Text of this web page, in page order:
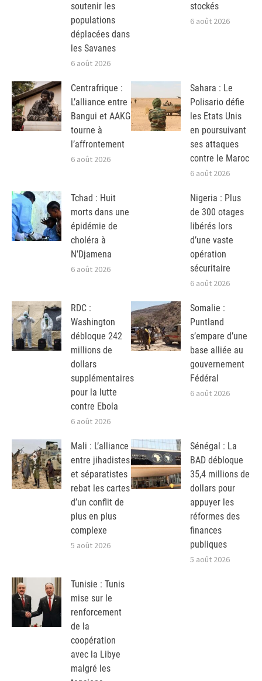
soutenir les
populations
déplacées dans
les Savanes
6 août 2026
stockés
6 août 2026
Centrafrique :
L’alliance entre
Bangui et AAKG
tourne à
l’affrontement
6 août 2026
Sahara : Le
Polisario défie
les Etats Unis
en poursuivant
ses attaques
contre le Maroc
6 août 2026
Tchad : Huit
morts dans une
épidémie de
choléra à
N’Djamena
6 août 2026
Nigeria : Plus
de 300 otages
libérés lors
d’une vaste
opération
sécuritaire
6 août 2026
RDC :
Washington
débloque 242
millions de
dollars
supplémentaires
pour la lutte
contre Ebola
6 août 2026
Somalie :
Puntland
s’empare d’une
base alliée au
gouvernement
Fédéral
6 août 2026
Mali : L’alliance
entre jihadistes
et séparatistes
rebat les cartes
d’un conflit de
plus en plus
complexe
5 août 2026
Sénégal : La
BAD débloque
35,4 millions de
dollars pour
appuyer les
réformes des
finances
publiques
5 août 2026
Tunisie : Tunis
mise sur le
renforcement
de la
coopération
avec la Libye
malgré les